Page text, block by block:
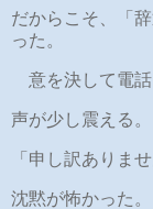
だからこそ、「
った。
意を決して電話
声が少し震える。
「申し訳ありま
沈黙が怖かった。